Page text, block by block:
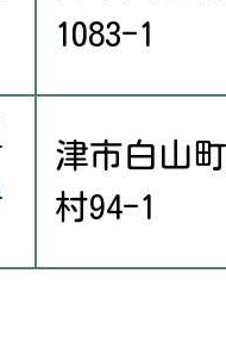
1083-1
津市白山
村94-1